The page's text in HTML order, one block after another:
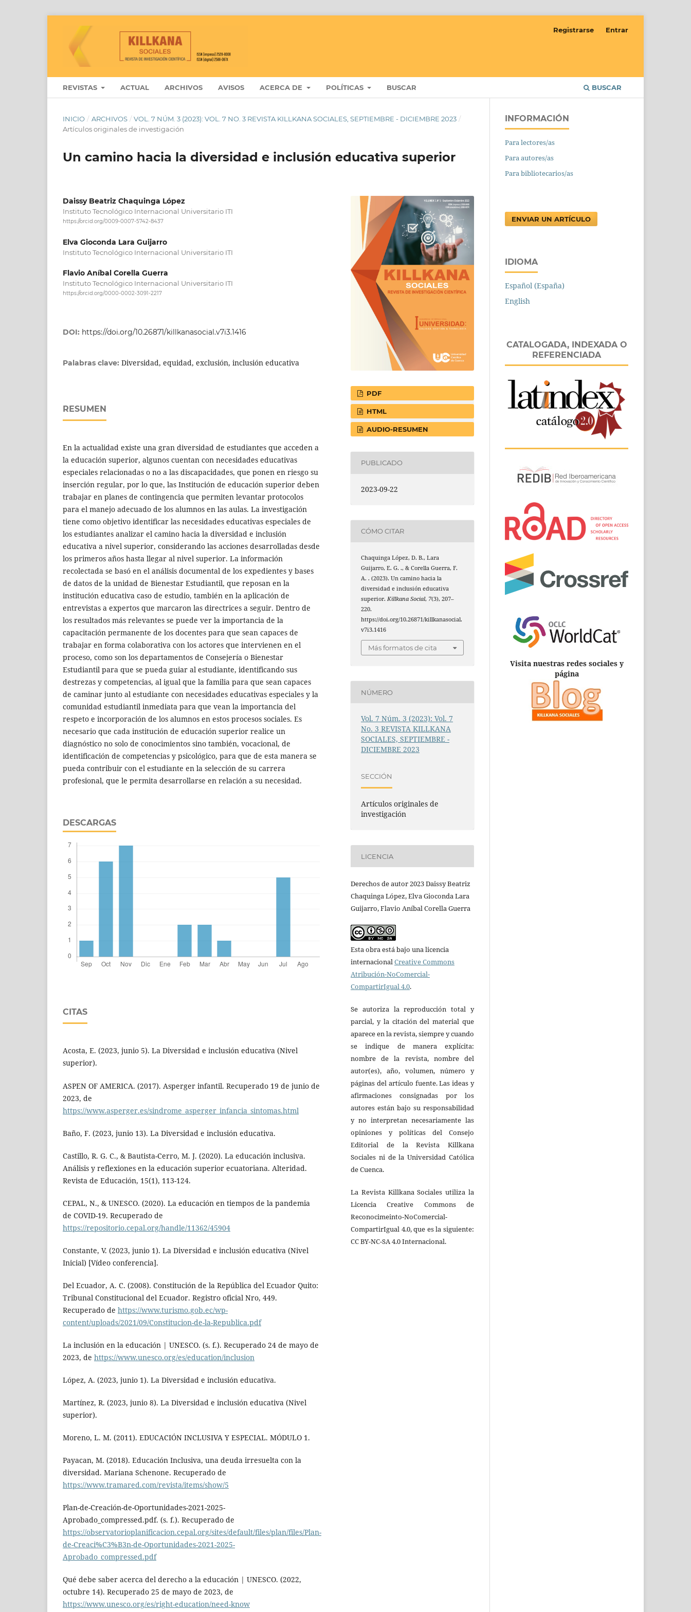
REVISTAS ACTUAL ARCHIVOS AVISOS ACERCA DE POLÍTICAS BUSCAR BUSCAR
Registrarse Entrar
INICIO / ARCHIVOS / VOL. 7 NÚM. 3 (2023): VOL. 7 NO. 3 REVISTA KILLKANA SOCIALES, SEPTIEMBRE - DICIEMBRE 2023 /
Artículos originales de investigación
Un camino hacia la diversidad e inclusión educativa superior
Daissy Beatriz Chaquinga López
Instituto Tecnológico Internacional Universitario ITI
https://orcid.org/0009-0007-5742-8437
Elva Gioconda Lara Guijarro
Instituto Tecnológico Internacional Universitario ITI
Flavio Aníbal Corella Guerra
Instituto Tecnológico Internacional Universitario ITI
https://orcid.org/0000-0002-3091-2217
DOI: https://doi.org/10.26871/killkanasocial.v7i3.1416
Palabras clave: Diversidad, equidad, exclusión, inclusión educativa
RESUMEN
En la actualidad existe una gran diversidad de estudiantes que acceden a
la educación superior, algunos cuentan con necesidades educativas
especiales relacionadas o no a las discapacidades, que ponen en riesgo su
inserción regular, por lo que, las Institución de educación superior deben
trabajar en planes de contingencia que permiten levantar protocolos
para el manejo adecuado de los alumnos en las aulas. La investigación
tiene como objetivo identificar las necesidades educativas especiales de
los estudiantes analizar el camino hacia la diversidad e inclusión
educativa a nivel superior, considerando las acciones desarrolladas desde
los primeros años hasta llegar al nivel superior. La información
recolectada se basó en el análisis documental de los expedientes y bases
de datos de la unidad de Bienestar Estudiantil, que reposan en la
institución educativa caso de estudio, también en la aplicación de
entrevistas a expertos que marcaron las directrices a seguir. Dentro de
los resultados más relevantes se puede ver la importancia de la
capacitación permanente de los docentes para que sean capaces de
trabajar en forma colaborativa con los actores que intervienen en el
proceso, como son los departamentos de Consejería o Bienestar
Estudiantil para que se pueda guiar al estudiante, identificando sus
destrezas y competencias, al igual que la familia para que sean capaces
de caminar junto al estudiante con necesidades educativas especiales y la
comunidad estudiantil inmediata para que vean la importancia del
respeto e incorporación de los alumnos en estos procesos sociales. Es
necesario que cada institución de educación superior realice un
diagnóstico no solo de conocimientos sino también, vocacional, de
identificación de competencias y psicológico, para que de esta manera se
pueda contribuir con el estudiante en la selección de su carrera
profesional, que le permita desarrollarse en relación a su necesidad.
DESCARGAS
CITAS
Acosta, E. (2023, junio 5). La Diversidad e inclusión educativa (Nivel
superior).
ASPEN OF AMERICA. (2017). Asperger infantil. Recuperado 19 de junio de
2023, de
https://www.asperger.es/sindrome_asperger_infancia_sintomas.html
Baño, F. (2023, junio 13). La Diversidad e inclusión educativa.
Castillo, R. G. C., & Bautista-Cerro, M. J. (2020). La educación inclusiva.
Análisis y reflexiones en la educación superior ecuatoriana. Alteridad.
Revista de Educación, 15(1), 113-124.
CEPAL, N., & UNESCO. (2020). La educación en tiempos de la pandemia
de COVID-19. Recuperado de
https://repositorio.cepal.org/handle/11362/45904
Constante, V. (2023, junio 1). La Diversidad e inclusión educativa (Nivel
Inicial) [Vídeo conferencia].
Del Ecuador, A. C. (2008). Constitución de la República del Ecuador Quito:
Tribunal Constitucional del Ecuador. Registro oficial Nro, 449.
Recuperado de https://www.turismo.gob.ec/wp-
content/uploads/2021/09/Constitucion-de-la-Republica.pdf
La inclusión en la educación | UNESCO. (s. f.). Recuperado 24 de mayo de
2023, de https://www.unesco.org/es/education/inclusion
López, A. (2023, junio 1). La Diversidad e inclusión educativa.
Martínez, R. (2023, junio 8). La Diversidad e inclusión educativa (Nivel
superior).
Moreno, L. M. (2011). EDUCACIÓN INCLUSIVA Y ESPECIAL. MÓDULO 1.
Payacan, M. (2018). Educación Inclusiva, una deuda irresuelta con la
diversidad. Mariana Schenone. Recuperado de
https://www.tramared.com/revista/items/show/5
Plan-de-Creación-de-Oportunidades-2021-2025-
Aprobado_compressed.pdf. (s. f.). Recuperado de
https://observatorioplanificacion.cepal.org/sites/default/files/plan/files/Plan-
de-Creaci%C3%B3n-de-Oportunidades-2021-2025-
Aprobado_compressed.pdf
Qué debe saber acerca del derecho a la educación | UNESCO. (2022,
octubre 14). Recuperado 25 de mayo de 2023, de
https://www.unesco.org/es/right-education/need-know
PDF
HTML
AUDIO-RESUMEN
PUBLICADO
2023-09-22
CÓMO CITAR
Chaquinga López, D. B., Lara
Guijarro, E. G. ., & Corella Guerra, F.
A. . (2023). Un camino hacia la
diversidad e inclusión educativa
superior. Killkana Social, 7(3), 207–
220.
https://doi.org/10.26871/killkanasocial.
v7i3.1416
Más formatos de cita
NÚMERO
Vol. 7 Núm. 3 (2023): Vol. 7
No. 3 REVISTA KILLKANA
SOCIALES, SEPTIEMBRE -
DICIEMBRE 2023
SECCIÓN
Artículos originales de
investigación
LICENCIA
Derechos de autor 2023 Daissy Beatriz
Chaquinga López, Elva Gioconda Lara
Guijarro, Flavio Aníbal Corella Guerra
Esta obra está bajo una licencia
internacionalCreative Commons
Atribución-NoComercial-
CompartirIgual 4.0.
Se autoriza la reproducción total y
parcial, y la citación del material que
aparece en la revista, siempre y cuando
se indique de manera explícita:
nombre de la revista, nombre del
autor(es), año, volumen, número y
páginas del artículo fuente. Las ideas y
afirmaciones consignadas por los
autores están bajo su responsabilidad
y no interpretan necesariamente las
opiniones y políticas del Consejo
Editorial de la Revista Killkana
Sociales ni de la Universidad Católica
de Cuenca.
La Revista Killkana Sociales utiliza la
Licencia Creative Commons de
Reconocimeinto-NoComercial-
CompartirIgual 4.0, que es la siguiente:
CC BY-NC-SA 4.0 Internacional.
INFORMACIÓN
Para lectores/as
Para autores/as
Para bibliotecarios/as
ENVIAR UN ARTÍCULO
IDIOMA
Español (España)
English
CATALOGADA, INDEXADA O
REFERENCIADA
Visita nuestras redes sociales y
página